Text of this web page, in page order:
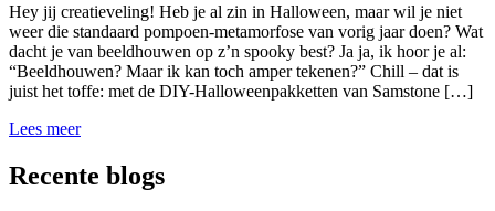
Hey jij creatieveling! Heb je al zin in Halloween, maar wil je niet
weer die standaard pompoen-metamorfose van vorig jaar doen? Wat
dacht je van beeldhouwen op z’n spooky best? Ja ja, ik hoor je al:
“Beeldhouwen? Maar ik kan toch amper tekenen?” Chill – dat is
juist het toffe: met de DIY-Halloweenpakketten van Samstone […]
Lees meer
Recente blogs